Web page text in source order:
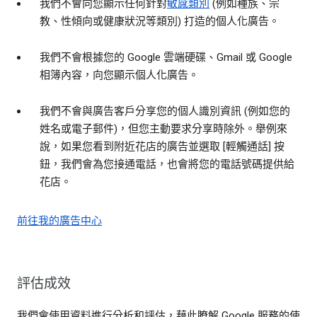
我們不會向您顯示任何針對敏感類別 (例如種族、宗
教、性傾向或健康狀況等類別) 打造的個人化廣告。
我們不會根據您的 Google 雲端硬碟、Gmail 或 Google
相簿內容，向您顯示個人化廣告。
我們不會與廣告客戶分享您的個人識別資訊 (例如您的
姓名或電子郵件)，但您主動要求分享時除外。舉例來
說，如果您看到附近花店的廣告並選取 [輕觸通話] 按
鈕，我們會為您接通電話，也會將您的電話號碼提供給
花店。
前往我的廣告中心
評估成效